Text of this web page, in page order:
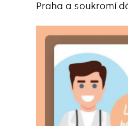
Praha a soukromí